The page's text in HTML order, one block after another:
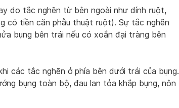
do tắc nghẽn từ bên ngoài như dính ruột,
có tiền căn phẫu thuật ruột). Sự tắc nghẽn
bụng bên trái nếu có xoắn đại tràng bên
các tắc nghẽn ở phía bên dưới trái của bụng.
bụng toàn bộ, đau lan tỏa khắp bụng, nôn